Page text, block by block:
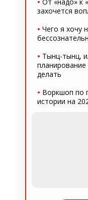
захочется
• Чего я хочу
• Тынц-тынц,
планирование
делать
• Воркшоп по
истории на